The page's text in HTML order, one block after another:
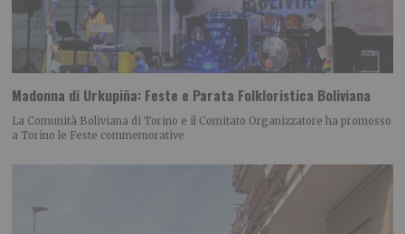
Madonna di Urkupiña: Feste e Parata Folkloristica Boliviana
La Comunità Boliviana di Torino e il Comitato Organizzatore ha promosso
a Torino le Feste commemorative